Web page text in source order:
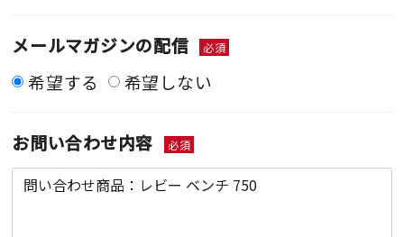
メールマガジンの配信 必須
希望する 希望しない
お問い合わせ内容 必須